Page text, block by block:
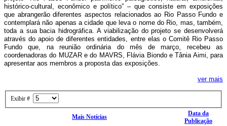
histórico-cultural, econômico e político” – que consiste em exposições
que abrangerão diferentes aspectos relacionados ao Rio Passo Fundo e
contemplará não apenas a cidade que leva o nome do Rio, mas, também,
toda a sua bacia hidrográfica. A viabilização do projeto se desenvolverá
através do apoio de diferentes entidades, entre elas o Comitê Rio Passo
Fundo que, na reunião ordinária do mês de março, recebeu as
coordenadoras do MUZAR e do MAVRS, Flávia Biondo e Tânia Aimi, para
apresentar aos membros a proposta das exposições.
ver mais
Exibir #
Mais Notícias
Data da
Publicação